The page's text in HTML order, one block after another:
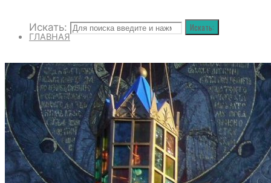
Искать: Искать:
ГЛАВНАЯ
О СОБОРЕ
ИСТОРИЯ СОБОРА
ИСТОРИЯ ФЕОДОРОВСКОГО ГОСУДАРЕВА
СОБОРА